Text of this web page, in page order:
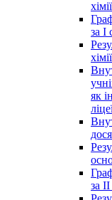
за І
як
за